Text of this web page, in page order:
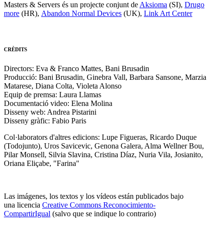
Masters & Servers és un projecte conjunt de Aksioma (SI), Drugo
more (HR), Abandon Normal Devices (UK), Link Art Center
CRÈDITS
Directors: Eva & Franco Mattes, Bani Brusadin
Producció: Bani Brusadin, Ginebra Vall, Barbara Sansone, Marzia
Matarese, Diana Colta, Violeta Alonso
Equip de premsa: Laura Llamas
Documentació video: Elena Molina
Disseny web: Andrea Pistarini
Disseny gràfic: Fabio Paris
Col·laborators d'altres edicions: Lupe Figueras, Ricardo Duque
(Todojunto), Uros Savicevic, Genona Galera, Alma Wellner Bou,
Pilar Monsell, Silvia Slavina, Cristina Díaz, Nuria Vila, Josianito,
Oriana Eliçabe, "Farina"
Las imágenes, los textos y los vídeos están publicados bajo
una licencia Creative Commons Reconocimiento-
CompartirIgual (salvo que se indique lo contrario)